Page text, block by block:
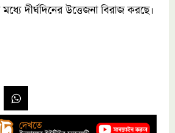
দীর্ঘদিনের উত্তেজনা বিরাজ করছে।